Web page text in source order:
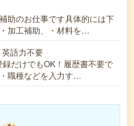
助のお仕事です具体的には下
加工補助、・材料を…
語力不要
だけでもOK！履歴書不要で
職種などを入力す…